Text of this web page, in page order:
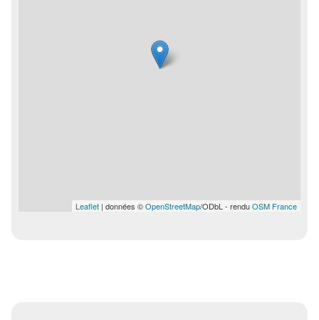
Leaflet | données ©OpenStreetMap/ODbL - renduOSM France